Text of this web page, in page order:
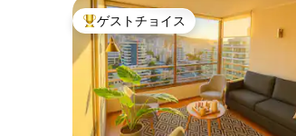
大好評のゲストチョイスです。
ゲストチョイス